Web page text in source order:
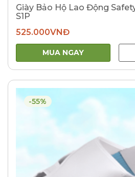
Giày Bảo Hộ Lao Động
S1P
525.000VNĐ
MUA NGAY
-55%